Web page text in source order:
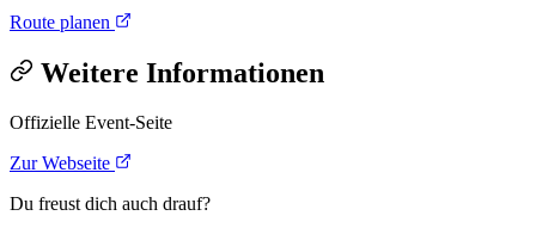
Route planen
Weitere Informationen
Offizielle Event-Seite
Zur Webseite
Du freust dich auch drauf?